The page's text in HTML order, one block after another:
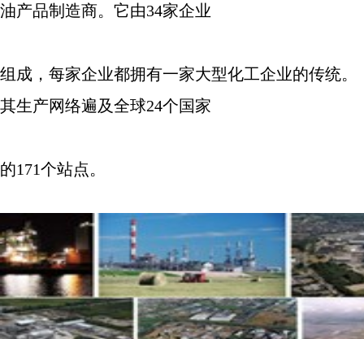
油产品制造商。它由34家企业
组成，每家企业都拥有一家大型化工企业的传统。
其生产网络遍及全球24个国家
的171个站点。